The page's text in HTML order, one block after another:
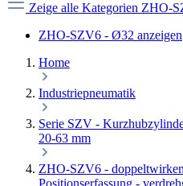
Zeige alle Kategorien ZHO-
ZHO-SZV6 - Ø32 anzeigen
Home
Industriepneumatik
Serie SZV -
20-63 mm
ZHO-SZV6 -